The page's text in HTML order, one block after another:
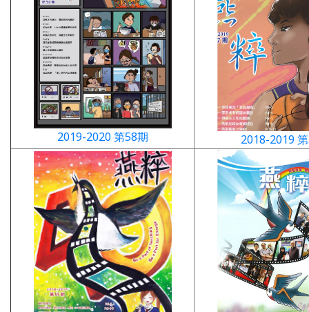
2019-2020 第58期 2018-2019